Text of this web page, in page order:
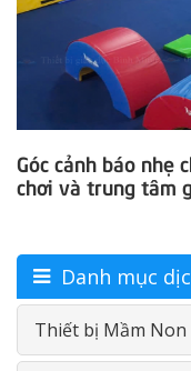
Góc cảnh báo nhẹ
chơi và trung tâm
Danh mục
Thiết bị Mầm Non